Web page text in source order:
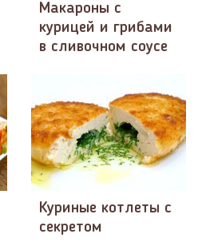
​Макароны с
курицей и грибами
в сливочном соусе
Куриные котлеты с
секретом